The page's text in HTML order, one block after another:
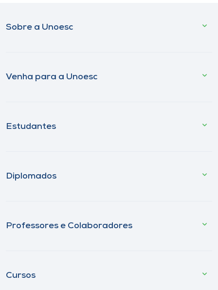
Sobre a Unoesc
Venha para a Unoesc
Estudantes
Diplomados
Professores e Colaboradores
Cursos